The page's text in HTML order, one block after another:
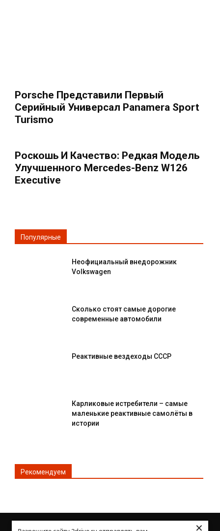
Porsche Представили Первый
Серийный Универсал Panamera Sport
Turismo
Роскошь И Качество: Редкая Модель
Улучшенного Mercedes-Benz W126
Executive
Популярные
Неофициальный внедорожник
Volkswagen
Сколько стоят самые дорогие
современные автомобили
Реактивные вездеходы СССР
Карликовые истребители – самые
маленькие реактивные самолёты в
истории
Рекомендуем